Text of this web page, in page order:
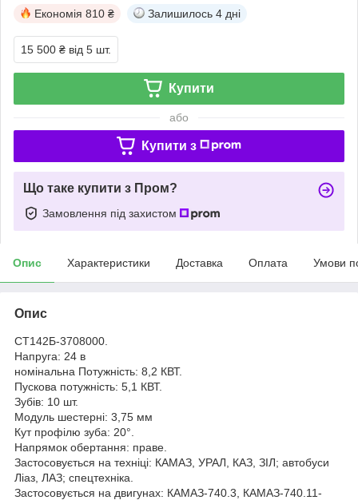
Економія 810 ₴ Залишилось 4 дні
15 500 ₴ від 5 шт.
Купити
або
Купити з
Що таке купити з Пром?
Замовлення під захистом
Опис Характеристики Доставка Оплата Умови
Опис
СТ142Б-3708000.
Напруга: 24 в
номінальна Потужність: 8,2 КВТ.
Пускова потужність: 5,1 КВТ.
Зубів: 10 шт.
Модуль шестерні: 3,75 мм
Кут профілю зуба: 20°.
Напрямок обертання: праве.
Застосовується на техніці: КАМАЗ, УРАЛ, КАЗ, ЗІЛ; автобуси
Ліаз, ЛАЗ; спецтехніка.
Застосовується на двигунах: КАМАЗ-740.3, КАМАЗ-740.11-